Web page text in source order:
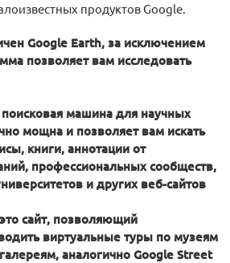
продуктов Google.
Google Earth, за исключением
позволяет вам исследовать
поисковая машина для научных
мощна и позволяет вам искать
книги, аннотации от
профессиональных сообществ,
и других веб-сайтов
сайт, позволяющий
виртуальные туры по музеям
аналогично Google Street